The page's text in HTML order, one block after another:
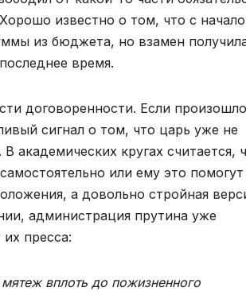
известно о том, что с
из бюджета, но взамен
время.
договоренности. Если произошло
сигнал о том, что царь уже не
академических кругах считается,
или ему это помогут
а довольно стройная
администрация прутина уже
пресса:
вплоть до пожизненного